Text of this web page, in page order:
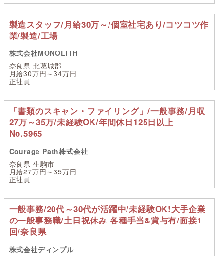
製造スタッフ/月給30万～/個室社宅あり/コツコツ作
業/製造/工場
株式会社MONOLITH
奈良県 北葛城郡
月給30万円～34万円
正社員
「書類のスキャン・ファイリング」/一般事務/月収
27万～35万/未経験OK/年間休日125日以上
No.5965
Courage Path株式会社
奈良県 生駒市
月給27万円～35万円
正社員
一般事務/20代～30代が活躍中/未経験OK!大手企業
の一般事務職/土日祝休み 各種手当&賞与有/面接1
回/奈良県
株式会社ディンプル